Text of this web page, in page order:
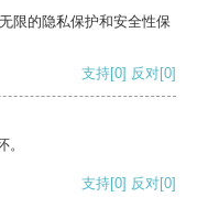
限的隐私保护和安全性保
支持[0] 反对[0]
支持[0] 反对[0]